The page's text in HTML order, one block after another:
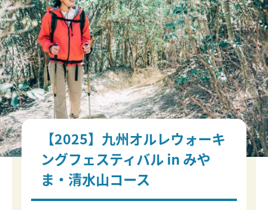
【2025】九州オルレウォーキ
ングフェスティバル in みや
ま・清水山コース